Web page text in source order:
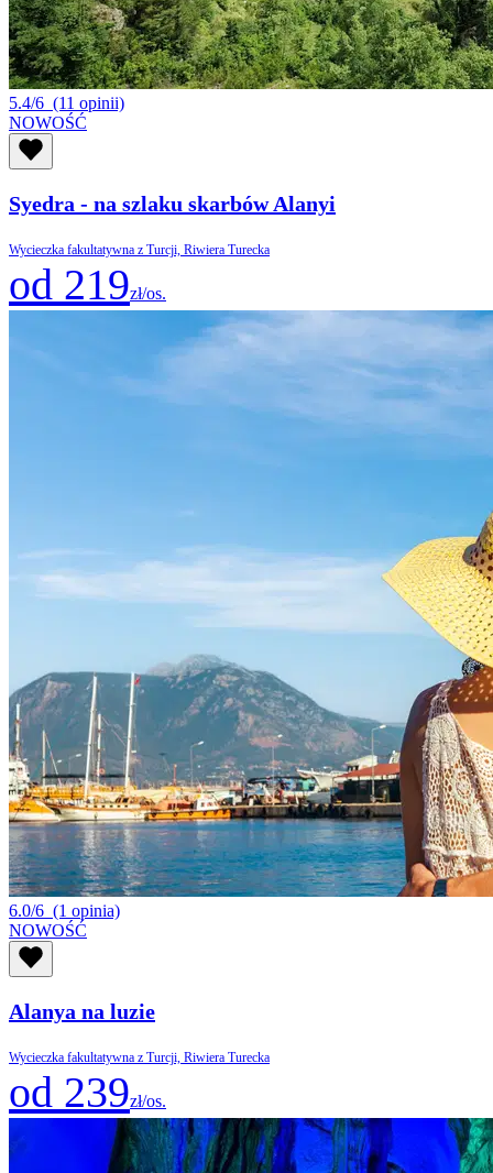
5.4/6 (11 opinii)
NOWOŚĆ
Syedra - na szlaku skarbów Alanyi
Wycieczka fakultatywna z Turcji, Riwiera Turecka
od 219zł/os.
6.0/6 (1 opinia)
NOWOŚĆ
Alanya na luzie
Wycieczka fakultatywna z Turcji, Riwiera Turecka
od 239zł/os.